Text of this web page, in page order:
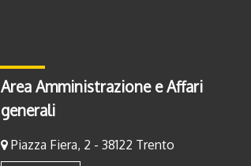
Area Amministrazione e Affari
generali
Piazza Fiera, 2 - 38122 Trento